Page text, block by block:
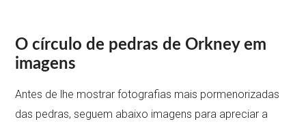
O círculo de pedras de Orkney em
imagens
Antes de lhe mostrar fotografias mais pormenorizadas
das pedras, seguem abaixo imagens para apreciar a